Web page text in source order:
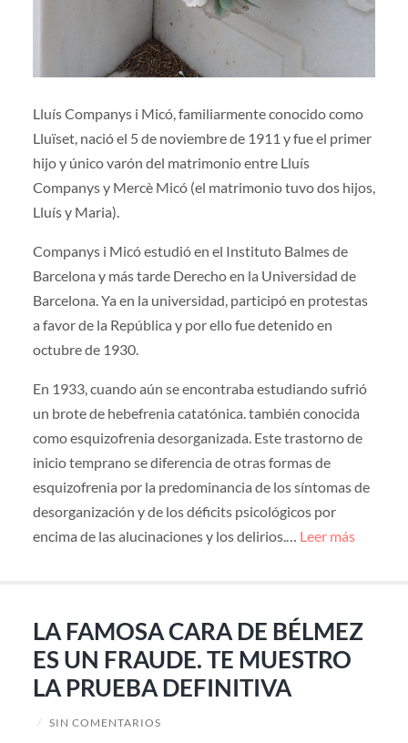
Lluís Companys i Micó, familiarmente conocido como
Lluïset, nació el 5 de noviembre de 1911 y fue el primer
hijo y único varón del matrimonio entre Lluís
Companys y Mercè Micó (el matrimonio tuvo dos hijos,
Lluís y Maria).
Companys i Micó estudió en el Instituto Balmes de
Barcelona y más tarde Derecho en la Universidad de
Barcelona. Ya en la universidad, participó en protestas
a favor de la República y por ello fue detenido en
octubre de 1930.
En 1933, cuando aún se encontraba estudiando sufrió
un brote de hebefrenia catatónica. también conocida
como esquizofrenia desorganizada. Este trastorno de
inicio temprano se diferencia de otras formas de
esquizofrenia por la predominancia de los síntomas de
desorganización y de los déficits psicológicos por
encima de las alucinaciones y los delirios.… Leer más
LA FAMOSA CARA DE BÉLMEZ
ES UN FRAUDE. TE MUESTRO
LA PRUEBA DEFINITIVA
/ SIN COMENTARIOS